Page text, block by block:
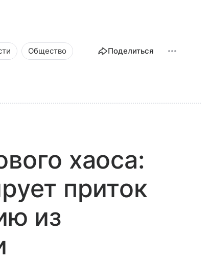
Общество Поделиться
хаоса:
приток
из